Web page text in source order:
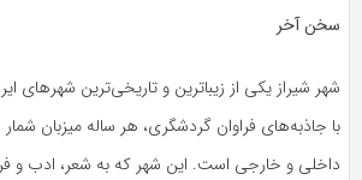
سخن آخر
شهر شیراز یکی از زیباترین و تاریخی‌ترین
با جاذبه‌های فراوان گردشگری، هر ساله میزبان شمار
داخلی و خارجی است. این شهر که به شعر، ادب و